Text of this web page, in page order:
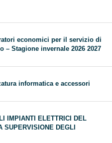
economici per il servizio di
Stagione invernale 2026 2027
informatica e accessori
IMPIANTI ELETTRICI DEL
SUPERVISIONE DEGLI